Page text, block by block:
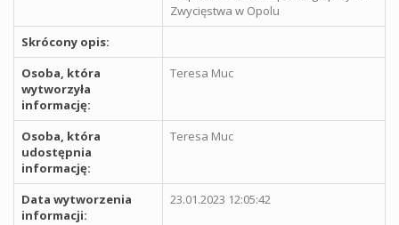
Zwycięstwa w Opolu
Skrócony opis:
Osoba, która
wytworzyła
informację:
Teresa Muc
Osoba, która
udostępnia
informację:
Teresa Muc
Data wytworzenia
informacji:
23.01.2023 12:05:42